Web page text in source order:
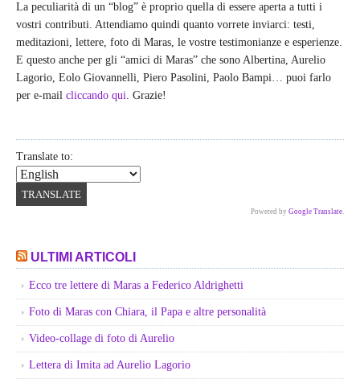
La peculiarità di un “blog” è proprio quella di essere aperta a tutti i
vostri contributi. Attendiamo quindi quanto vorrete inviarci: testi,
meditazioni, lettere, foto di Maras, le vostre testimonianze e esperienze.
E questo anche per gli “amici di Maras” che sono Albertina, Aurelio
Lagorio, Eolo Giovannelli, Piero Pasolini, Paolo Bampi… puoi farlo
per e-mail cliccando qui. Grazie!
Translate to:
Powered by Google Translate.
ULTIMI ARTICOLI
Ecco tre lettere di Maras a Federico Aldrighetti
Foto di Maras con Chiara, il Papa e altre personalità
Video-collage di foto di Aurelio
Lettera di Imita ad Aurelio Lagorio